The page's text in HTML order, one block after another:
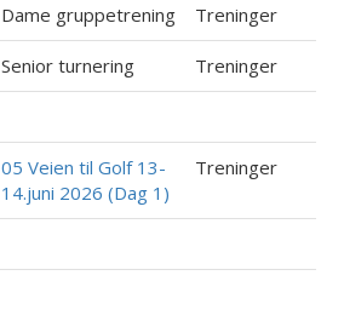
Dame gruppetrening Treninger
Senior turnering Treninger
05 Veien til Golf 13-
14.juni 2026 (Dag 1)
Treninger